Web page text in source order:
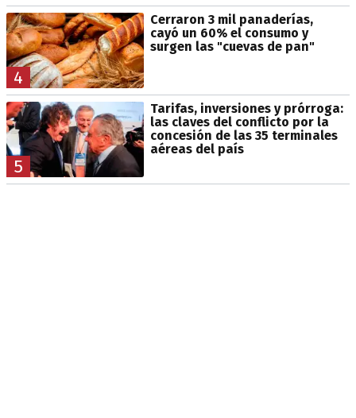
4
Cerraron 3 mil panaderías,
cayó un 60% el consumo y
surgen las "cuevas de pan"
5
Tarifas, inversiones y prórroga:
las claves del conflicto por la
concesión de las 35 terminales
aéreas del país